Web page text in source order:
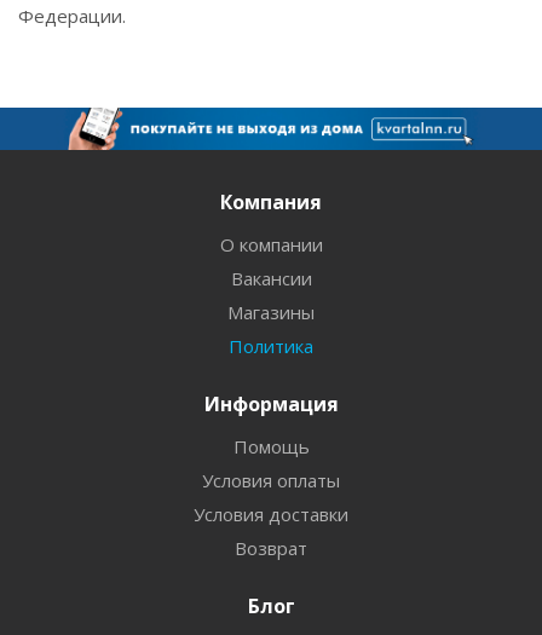
Федерации.
Компания
О компании
Вакансии
Магазины
Политика
Информация
Помощь
Условия оплаты
Условия доставки
Возврат
Блог